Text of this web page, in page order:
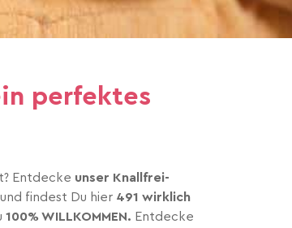
perfektes
Entdecke unser Knallfrei-
findest Du hier491 wirklich
100% WILLKOMMEN. Entdecke